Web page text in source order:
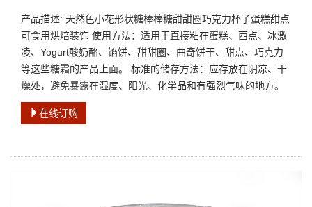
产品描述: 天然色小花形状糖棒棒糖甜甜圈巧克力杯子蛋糕甜点
可食用烘焙装饰 使用方法：适用于直接粘在蛋糕、西点、冰激
凌、Yogurt酸奶酪、馅饼、甜甜圈、曲奇饼干、甜点、巧克力
等这些糖霜的产品上面。 标准的储存方法：应存放在阴凉、干
燥处，避免暴露在湿度、阳光、化学品和有强烈气味的地方。
在线订购